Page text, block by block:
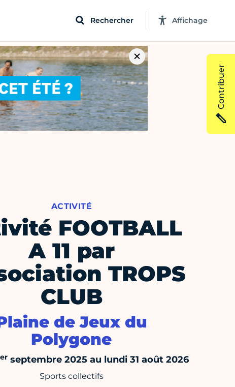
Rechercher Affichage
ACTIVITÉ
FOOTBALL
A 11 par
TROPS
CLUB
de Jeux du
Polygone
erseptembre 2025 au lundi 31 août 2026
Sports collectifs
Contribuer